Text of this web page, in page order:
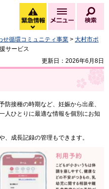
緊急情報
緊急情報を開く
メニュー
せ循環コミュニティ事業 > 大村市ポ
サービス
更新日：2026年6月8日
接種の時期など、妊娠から出産、
人ひとりに最適な情報を個別にお知
、成長記録の管理もできます。